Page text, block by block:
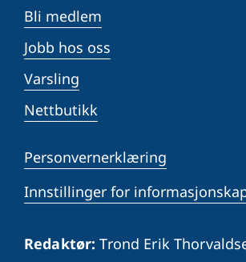
Bli medlem
Jobb hos oss
Varsling
Nettbutikk
Personvernerklæring
Innstillinger for
Redaktør: Trond Erik